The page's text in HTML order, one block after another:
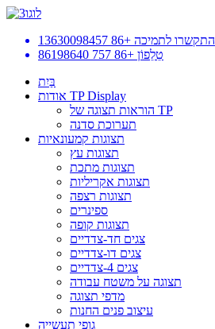
התקשרו לתמיכה +86 13630098457
טֵלֵפוֹן +86 757 86198640
בַּיִת
אודות TP Display
הוראות תצוגה של TP
תערוכת סדנה
תצוגות קמעונאיות
תצוגות עץ
תצוגות מתכת
תצוגות אקריליות
תצוגות רצפה
ספינרים
תצוגות קופה
צגים חד-צדדיים
צגים דו-צדדיים
צגים 4-צדדיים
תצוגה על משטח עבודה
מדפי תצוגה
עיצוב פנים החנות
גופי תעשייה